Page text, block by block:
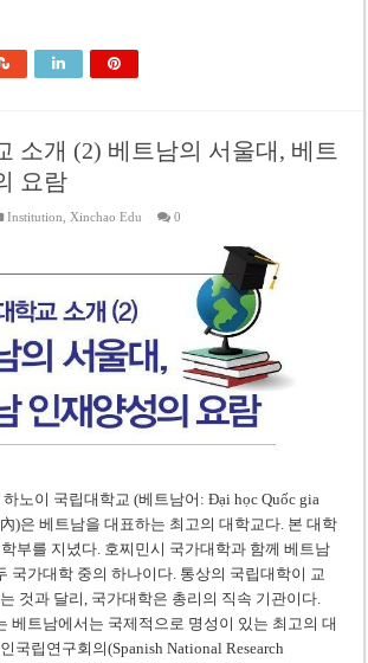
소개 (2) 베트남의 서울대, 베트
요람
Institution,Xinchao Edu 0
노이 국립대학교 (베트남어: Đại học Quốc gia
)은 베트남을 대표하는 최고의 대학교다. 본 대학
부를 지녔다. 호찌민시 국가대학과 함께 베트남
국가대학 중의 하나이다. 통상의 국립대학이 교
것과 달리, 국가대학은 총리의 직속 기관이다.
베트남에서는 국제적으로 명성이 있는 최고의 대
국립연구회의(Spanish National Research